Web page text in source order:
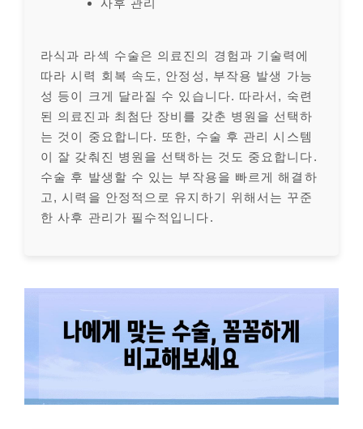
라식과 라섹 수술은 의료진의 경험과 기술력에
따라 시력 회복 속도, 안정성, 부작용 발생 가능
성 등이 크게 달라질 수 있습니다. 따라서, 숙련
된 의료진과 최첨단 장비를 갖춘 병원을 선택하
는 것이 중요합니다. 또한, 수술 후 관리 시스템
이 잘 갖춰진 병원을 선택하는 것도 중요합니다.
수술 후 발생할 수 있는 부작용을 빠르게 해결하
고, 시력을 안정적으로 유지하기 위해서는 꾸준
한 사후 관리가 필수적입니다.